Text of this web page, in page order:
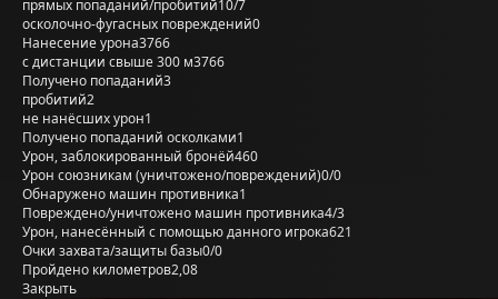
прямых попаданий/пробитий10/7
осколочно-фугасных повреждений0
Нанесение урона3766
с дистанции свыше 300 м3766
Получено попаданий3
пробитий2
не нанёсших урон1
Получено попаданий осколками1
Урон, заблокированный бронёй460
Урон союзникам (уничтожено/повреждений)0/0
Обнаружено машин противника1
Повреждено/уничтожено машин противника4/3
Урон, нанесённый с помощью данного игрока621
Очки захвата/защиты базы0/0
Пройдено километров2,08
Закрыть